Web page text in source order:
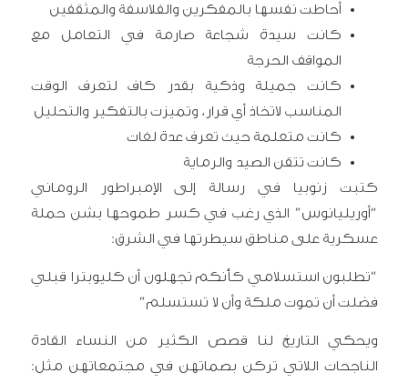
أحاطت نفسها بالمفكرين والفلاسفة والمثقفين
كانت سيدة شجاعة صارمة في التعامل مع
المواقف الحرجة
كانت جميلة وذكية بقدر كاف لتعرف الوقت
المناسب لاتخاذ أي قرار، وتميزت بالتفكير والتحليل
كانت متعلمة حيث تعرف عدة لغات
كانت تتقن الصيد والرماية
كتبت زنوبيا في رسالة إلى الإمبراطور الروماني
“أوريليانوس” الذي رغب في كسر طموحها بشن حملة
عسكرية على مناطق سيطرتها في الشرق:
“تطلبون استسلامي كأنكم تجهلون أن كليوبترا قبلي
فضلت أن تموت ملكة وأن لا تستسلم”
ويحكي التاريخ لنا قصص الكثير من النساء القادة
الناجحات اللاتي تركن بصماتهن في مجتمعاتهن مثل: